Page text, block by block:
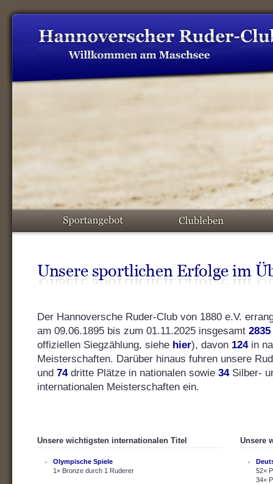
Der Hannoversche Ruder-Club von 1880 e.V.
am 09.06.1895 bis zum 01.11.2025 insgesamt 2835
offiziellen Siegzählung, siehe hier), davon 124in
Meisterschaften. Darüber hinaus fuhren unsere
und 74dritte Plätze in nationalen sowie 34Silber-
internationalen Meisterschaften ein.
Unsere wichtigsten internationalen Titel
Olympische Spiele
1× Bronze durch 1 Ruderer
Unsere
52×
34×